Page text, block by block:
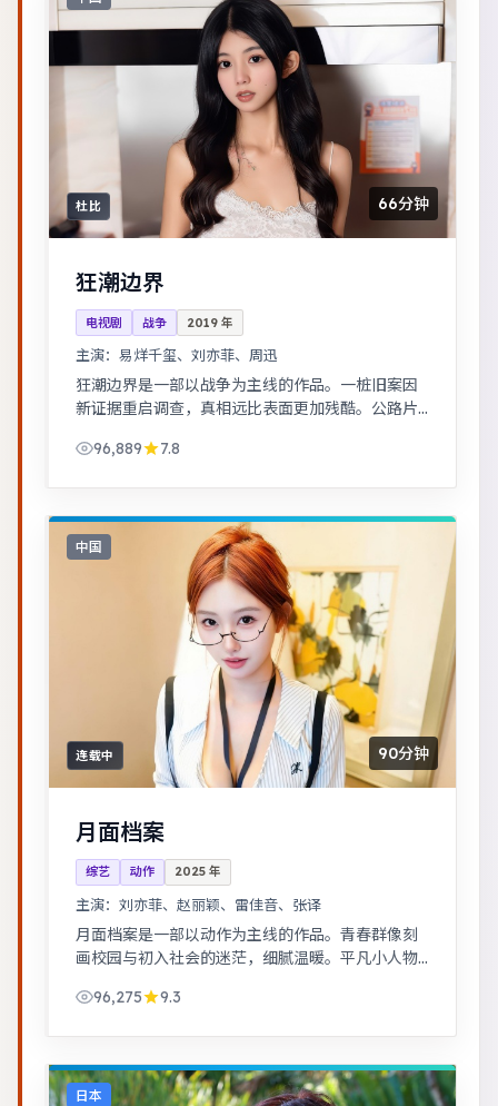
杜比 66分钟
狂潮边界
电视剧 战争 2019 年
主演： 易烊千玺、刘亦菲、周迅
狂潮边界是一部以战争为主线的作品。一桩旧案因
新证据重启调查，真相远比表面更加残酷。公路片
线。96,889 7.8
中国
连载中 90分钟
月面档案
综艺 动作 2025 年
主演： 刘亦菲、赵丽颖、雷佳音、张译
月面档案是一部以动作为主线的作品。青春群像刻
画校园与初入社会的迷茫，细腻温暖。平凡小人物
96,275
9.3
日本